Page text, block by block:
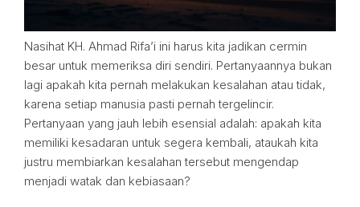
Nasihat KH. Ahmad Rifa’i ini harus kita jadikan cermin
besar untuk memeriksa diri sendiri. Pertanyaannya bukan
lagi apakah kita pernah melakukan kesalahan atau tidak,
karena setiap manusia pasti pernah tergelincir.
Pertanyaan yang jauh lebih esensial adalah: apakah kita
memiliki kesadaran untuk segera kembali, ataukah kita
justru membiarkan kesalahan tersebut mengendap
menjadi watak dan kebiasaan?